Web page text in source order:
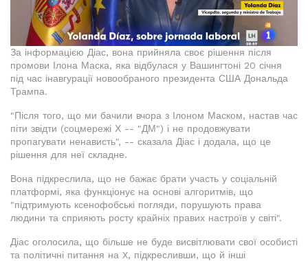
За інформацією Діас, вона прийняла своє рішення після
промови Ілона Маска, яка відбулася у Вашингтоні 20 січня
під час інавгурації новообраного президента США Дональда
Трампа.
"Після того, що ми бачили вчора з Ілоном Маском, настав час
піти звідти (соцмережі Х -- "ДМ") і не продовжувати
пропагувати ненависть", -- сказала Діас і додала, що це
рішення для неї складне.
Вона підкреслила, що не бажає брати участь у соціальній
платформі, яка функціонує на основі алгоритмів, що
"підтримують ксенофобські погляди, порушують права
людини та сприяють росту крайніх правих настроїв у світі".
Діас оголосила, що більше не буде висвітлювати свої особисті
та політичні питання на X, підкресливши, що й інші